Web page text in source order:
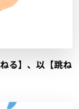
る】、以【跳ね